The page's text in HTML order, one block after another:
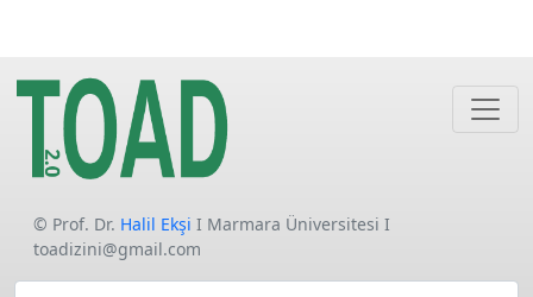
© Prof. Dr. Halil Ekşi I Marmara Üniversitesi I
toadizini@gmail.com